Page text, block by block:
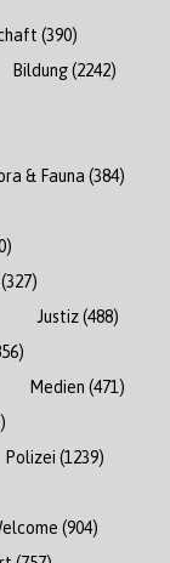
(390)
Bildung(2242)
& Fauna (384)
(327)
Justiz(488)
Medien (471)
Polizei (1239)
(904)